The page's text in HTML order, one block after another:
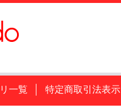
一覧 特定商取引法表示